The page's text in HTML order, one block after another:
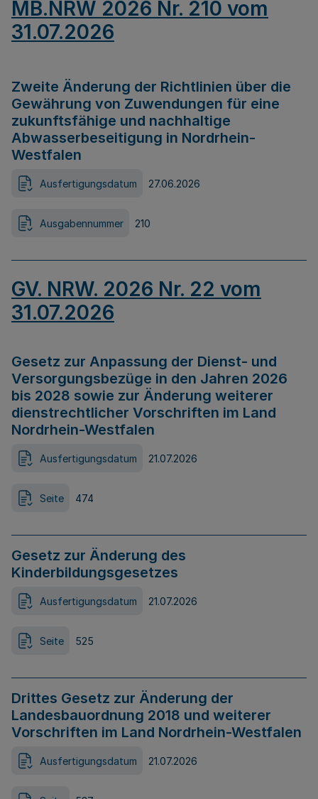
MB.NRW 2026 Nr. 210 vom
31.07.2026
Zweite Änderung der Richtlinien über die
Gewährung von Zuwendungen für eine
zukunftsfähige und nachhaltige
Abwasserbeseitigung in Nordrhein-
Westfalen
Ausfertigungsdatum 27.06.2026
Ausgabennummer 210
GV. NRW. 2026 Nr. 22 vom
31.07.2026
Gesetz zur Anpassung der Dienst- und
Versorgungsbezüge in den Jahren 2026
bis 2028 sowie zur Änderung weiterer
dienstrechtlicher Vorschriften im Land
Nordrhein-Westfalen
Ausfertigungsdatum 21.07.2026
Seite 474
Gesetz zur Änderung des
Kinderbildungsgesetzes
Ausfertigungsdatum 21.07.2026
Seite 525
Drittes Gesetz zur Änderung der
Landesbauordnung 2018 und weiterer
Vorschriften im Land Nordrhein-Westfalen
Ausfertigungsdatum 21.07.2026